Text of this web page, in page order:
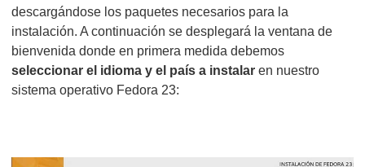
descargándose los paquetes necesarios para la
instalación. A continuación se desplegará la ventana de
bienvenida donde en primera medida debemos
seleccionar el idioma y el país a instalar en nuestro
sistema operativo Fedora 23: